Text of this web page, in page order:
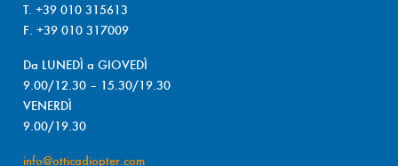
T. +39 010 315613
F. +39 010 317009
Da LUNEDÌ a GIOVEDÌ
9.00/12.30 – 15.30/19.30
VENERDÌ
9.00/19.30
info@otticadiopter.com